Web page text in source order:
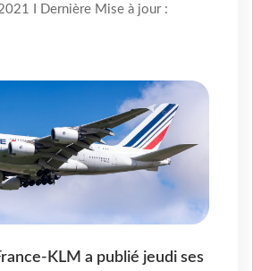
I Dernière Mise à jour :
KLM a publié jeudi ses